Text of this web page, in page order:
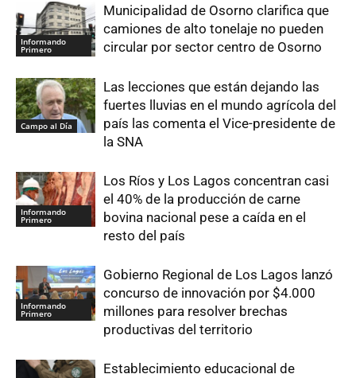
Informando
Primero
Municipalidad de Osorno clarifica que
camiones de alto tonelaje no pueden
circular por sector centro de Osorno
Campo al Día
Las lecciones que están dejando las
fuertes lluvias en el mundo agrícola del
país las comenta el Vice-presidente de
la SNA
Informando
Primero
Los Ríos y Los Lagos concentran casi
el 40% de la producción de carne
bovina nacional pese a caída en el
resto del país
Informando
Primero
Gobierno Regional de Los Lagos lanzó
concurso de innovación por $4.000
millones para resolver brechas
productivas del territorio
Establecimiento educacional de